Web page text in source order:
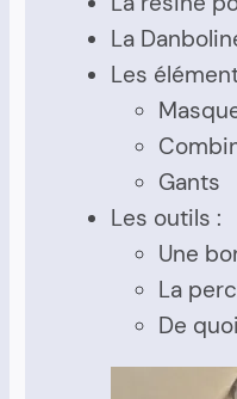
La
Les
Gants
Les outils :
Une
La
De